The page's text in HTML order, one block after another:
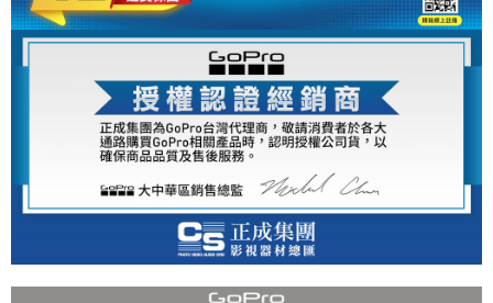
https://aftee.tw/terms/#terms3
３．未成年的使用者請事先徵得法定代理人或監護人之同意方可使用
「AFTEE先享後付」，若未經同意申辦者引起之損失，本公司不負相關責
任。
４．使用「AFTEE先享後付」時，將依據個別帳號之用戶狀況，依本公司即
時審查核予不同之上限額度；若仍有額度不足之情形，本公司將視審查結果
請求用戶進行身份認證。
５．嚴禁一人註冊多個帳號或使用他人資訊註冊。若發現惡意使用之情形，
恩沛科技股份有限公司將有權停止該用戶之使用額度並採取法律行動。